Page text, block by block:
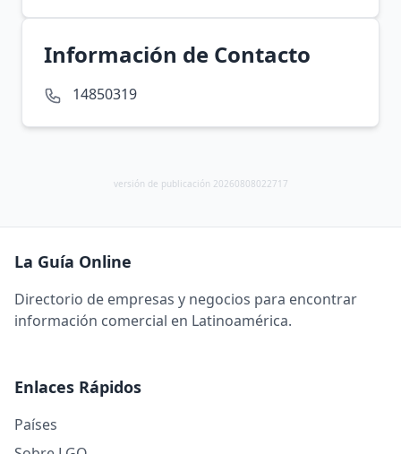
Información de Contacto
14850319
versión de publicación 20260808022717
La Guía Online
Directorio de empresas y negocios para encontrar
información comercial en Latinoamérica.
Enlaces Rápidos
Países